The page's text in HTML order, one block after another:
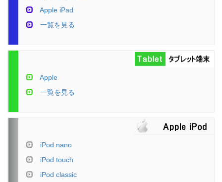
Apple iPad
一覧を見る
Apple
一覧を見る
iPod nano
iPod touch
iPod classic